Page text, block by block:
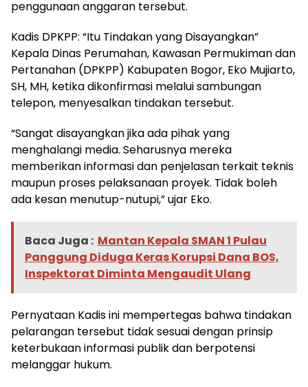
penggunaan anggaran tersebut.
Kadis DPKPP: “Itu Tindakan yang Disayangkan”
Kepala Dinas Perumahan, Kawasan Permukiman dan
Pertanahan (DPKPP) Kabupaten Bogor, Eko Mujiarto,
SH, MH, ketika dikonfirmasi melalui sambungan
telepon, menyesalkan tindakan tersebut.
“Sangat disayangkan jika ada pihak yang
menghalangi media. Seharusnya mereka
memberikan informasi dan penjelasan terkait teknis
maupun proses pelaksanaan proyek. Tidak boleh
ada kesan menutup-nutupi,” ujar Eko.
Baca Juga : Mantan Kepala SMAN 1 Pulau
Panggung Diduga Keras Korupsi Dana BOS,
Inspektorat Diminta Mengaudit Ulang
Pernyataan Kadis ini mempertegas bahwa tindakan
pelarangan tersebut tidak sesuai dengan prinsip
keterbukaan informasi publik dan berpotensi
melanggar hukum.